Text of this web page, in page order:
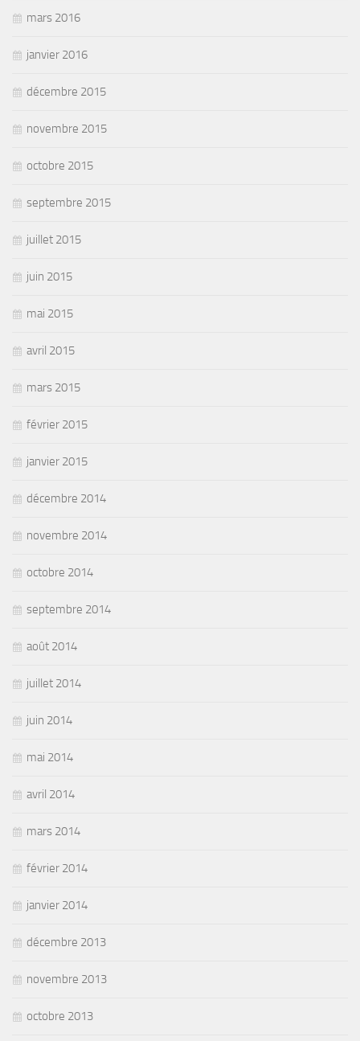
mars 2016
janvier 2016
décembre 2015
novembre 2015
octobre 2015
septembre 2015
juillet 2015
juin 2015
mai 2015
avril 2015
mars 2015
février 2015
janvier 2015
décembre 2014
novembre 2014
octobre 2014
septembre 2014
août 2014
juillet 2014
juin 2014
mai 2014
avril 2014
mars 2014
février 2014
janvier 2014
décembre 2013
novembre 2013
octobre 2013